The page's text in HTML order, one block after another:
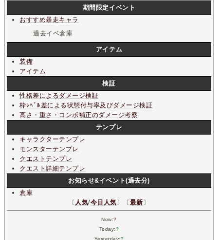
期間限定イベント
おすすめ暴走キャラ
過去イベ倉庫
アイテム
装備
アイテム
検証
性格差によるダメージ検証
枠ﾚﾍﾞﾙ差による状態付与率及びダメージ検証
高さ・重さ・コンボ補正のダメージ考察
テンプレ
キャラクターテンプレ
モンスターテンプレ
クエストテンプレ
クエスト詳細テンプレ
お知らせ&イベント(過去分)
倉庫
〔 人気/今日人気 〕〔 最新 〕
Now:?
Today:?
Yesterday:?